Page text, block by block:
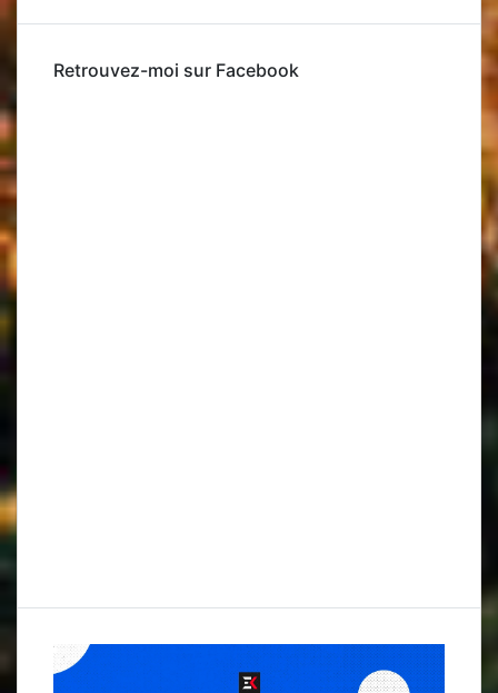
Retrouvez-moi sur Facebook